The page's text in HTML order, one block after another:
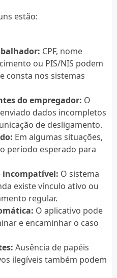
estão:
CPF, nome
ou PIS/NIS podem
consta nos sistemas
do empregador: O
dados incompletos
de desligamento.
Em algumas situações,
período esperado para
incompatível: O sistema
existe vínculo ativo ou
regular.
O aplicativo pode
e encaminhar o caso
Ausência de papéis
ilegíveis também podem